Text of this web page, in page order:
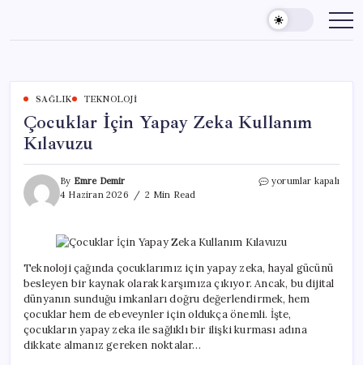
content
SAĞLIK TEKNOLOJI
Çocuklar İçin Yapay Zeka Kullanım
Kılavuzu
By Emre Demir
4 Haziran 2026
2 Min Read
Çocuklar
Kılavuzu
yorumlar kapalı
Teknoloji çağında çocuklarımız için yapay zeka, hayal gücünü
besleyen bir kaynak olarak karşımıza çıkıyor. Ancak, bu dijital
dünyanın sunduğu imkanları doğru değerlendirmek, hem
çocuklar hem de ebeveynler için oldukça önemli. İşte,
çocukların yapay zeka ile sağlıklı bir ilişki kurması adına
dikkate almanız gereken noktalar…